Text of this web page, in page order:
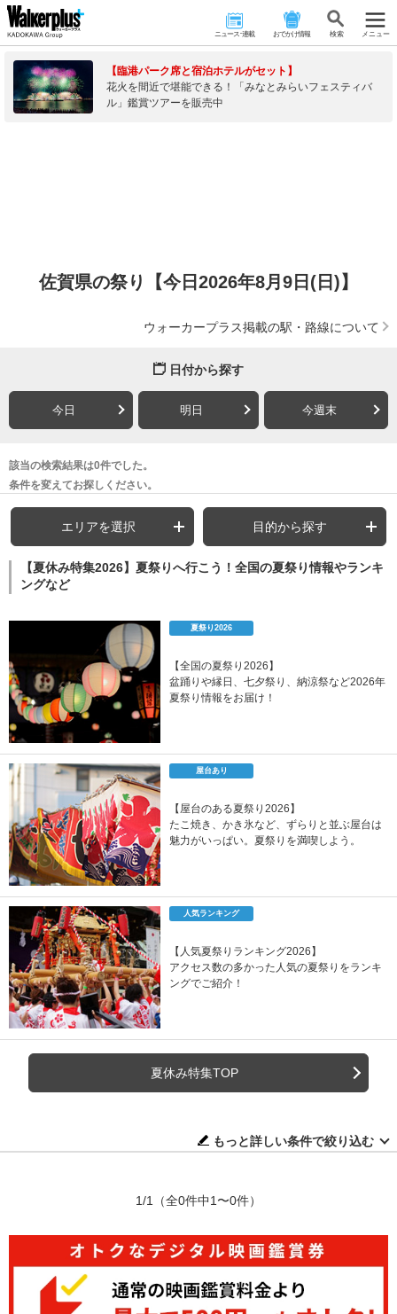
ニュース･連載 おでかけ情報 検 索 メニュー
【臨港パーク席と宿泊ホテルがセット】
花火を間近で堪能できる！「みなとみらいフェスティバ
ル」鑑賞ツアーを販売中
佐賀県の祭り【今日2026年8月9日(日)】
ウォーカープラス掲載の駅・路線について
日付から探す
今日 明日 今週末
該当の検索結果は0件でした。
条件を変えてお探しください。
エリアを選択 目的から探す
【夏休み特集2026】夏祭りへ行こう！全国の夏祭り情報やランキ
ングなど
夏祭り2026
【全国の夏祭り2026】
盆踊りや縁日、七夕祭り、納涼祭など2026年
夏祭り情報をお届け！
屋台あり
【屋台のある夏祭り2026】
たこ焼き、かき氷など、ずらりと並ぶ屋台は
魅力がいっぱい。夏祭りを満喫しよう。
人気ランキング
【人気夏祭りランキング2026】
アクセス数の多かった人気の夏祭りをランキ
ングでご紹介！
夏休み特集TOP
もっと詳しい条件で絞り込む
1/1 （全0件中1〜0件）